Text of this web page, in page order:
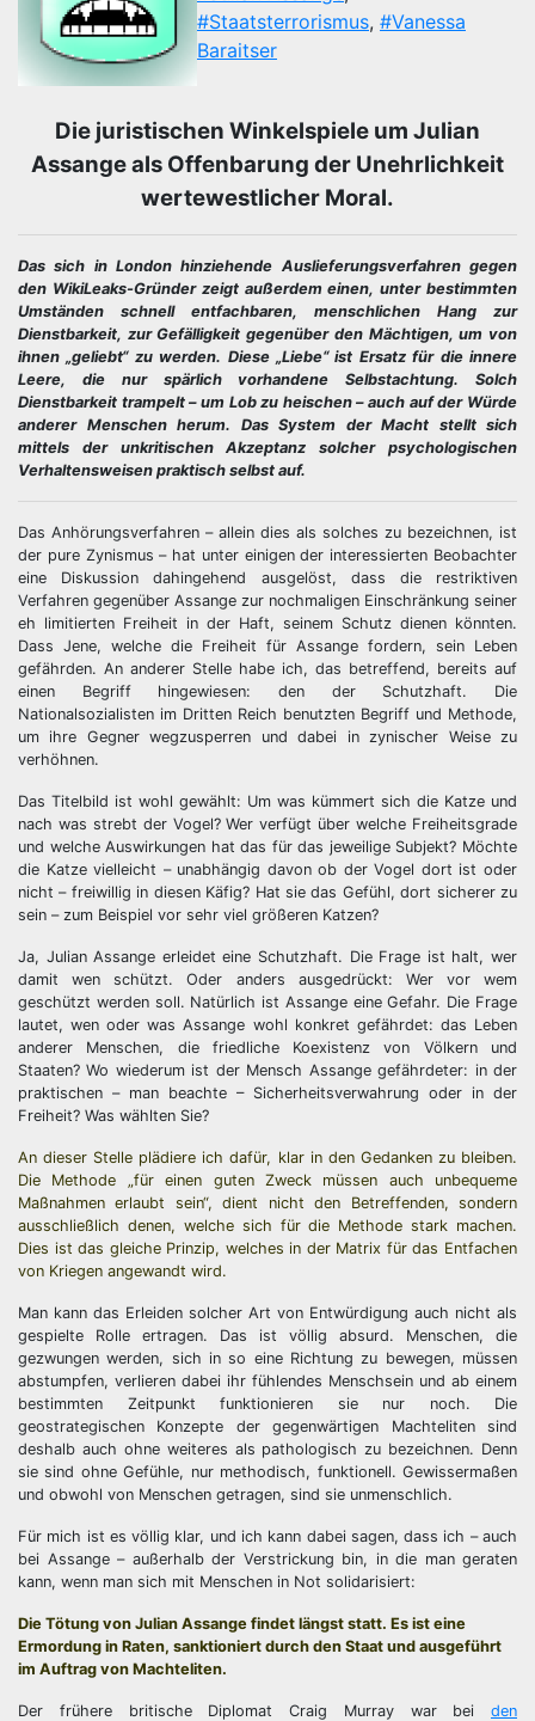
#Staatsterrorismus, #Vanessa
Baraitser
Die juristischen Winkelspiele um Julian
Assange als Offenbarung der Unehrlichkeit
wertewestlicher Moral.
Das sich in London hinziehende Auslieferungsverfahren gegen
den WikiLeaks-Gründer zeigt außerdem einen, unter bestimmten
Umständen schnell entfachbaren, menschlichen Hang zur
Dienstbarkeit, zur Gefälligkeit gegenüber den Mächtigen, um von
ihnen „geliebt“ zu werden. Diese „Liebe“ ist Ersatz für die innere
Leere, die nur spärlich vorhandene Selbstachtung. Solch
Dienstbarkeit trampelt – um Lob zu heischen – auch auf der Würde
anderer Menschen herum. Das System der Macht stellt sich
mittels der unkritischen Akzeptanz solcher psychologischen
Verhaltensweisen praktisch selbst auf.
Das Anhörungsverfahren – allein dies als solches zu bezeichnen, ist
der pure Zynismus – hat unter einigen der interessierten Beobachter
eine Diskussion dahingehend ausgelöst, dass die restriktiven
Verfahren gegenüber Assange zur nochmaligen Einschränkung seiner
eh limitierten Freiheit in der Haft, seinem Schutz dienen könnten.
Dass Jene, welche die Freiheit für Assange fordern, sein Leben
gefährden. An anderer Stelle habe ich, das betreffend, bereits auf
einen Begriff hingewiesen: den der Schutzhaft. Die
Nationalsozialisten im Dritten Reich benutzten Begriff und Methode,
um ihre Gegner wegzusperren und dabei in zynischer Weise zu
verhöhnen.
Das Titelbild ist wohl gewählt: Um was kümmert sich die Katze und
nach was strebt der Vogel? Wer verfügt über welche Freiheitsgrade
und welche Auswirkungen hat das für das jeweilige Subjekt? Möchte
die Katze vielleicht – unabhängig davon ob der Vogel dort ist oder
nicht – freiwillig in diesen Käfig? Hat sie das Gefühl, dort sicherer zu
sein – zum Beispiel vor sehr viel größeren Katzen?
Ja, Julian Assange erleidet eine Schutzhaft. Die Frage ist halt, wer
damit wen schützt. Oder anders ausgedrückt: Wer vor wem
geschützt werden soll. Natürlich ist Assange eine Gefahr. Die Frage
lautet, wen oder was Assange wohl konkret gefährdet: das Leben
anderer Menschen, die friedliche Koexistenz von Völkern und
Staaten? Wo wiederum ist der Mensch Assange gefährdeter: in der
praktischen – man beachte – Sicherheitsverwahrung oder in der
Freiheit? Was wählten Sie?
An dieser Stelle plädiere ich dafür, klar in den Gedanken zu bleiben.
Die Methode „für einen guten Zweck müssen auch unbequeme
Maßnahmen erlaubt sein“, dient nicht den Betreffenden, sondern
ausschließlich denen, welche sich für die Methode stark machen.
Dies ist das gleiche Prinzip, welches in der Matrix für das Entfachen
von Kriegen angewandt wird.
Man kann das Erleiden solcher Art von Entwürdigung auch nicht als
gespielte Rolle ertragen. Das ist völlig absurd. Menschen, die
gezwungen werden, sich in so eine Richtung zu bewegen, müssen
abstumpfen, verlieren dabei ihr fühlendes Menschsein und ab einem
bestimmten Zeitpunkt funktionieren sie nur noch. Die
geostrategischen Konzepte der gegenwärtigen Machteliten sind
deshalb auch ohne weiteres als pathologisch zu bezeichnen. Denn
sie sind ohne Gefühle, nur methodisch, funktionell. Gewissermaßen
und obwohl von Menschen getragen, sind sie unmenschlich.
Für mich ist es völlig klar, und ich kann dabei sagen, dass ich – auch
bei Assange – außerhalb der Verstrickung bin, in die man geraten
kann, wenn man sich mit Menschen in Not solidarisiert:
Die Tötung von Julian Assange findet längst statt. Es ist eine
Ermordung in Raten, sanktioniert durch den Staat und ausgeführt
im Auftrag von Machteliten.
Der frühere britische Diplomat Craig Murray war bei den